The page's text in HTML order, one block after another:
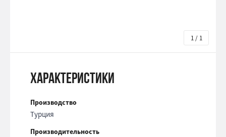
1 / 1
Характеристики
Производство
Турция
Производительность